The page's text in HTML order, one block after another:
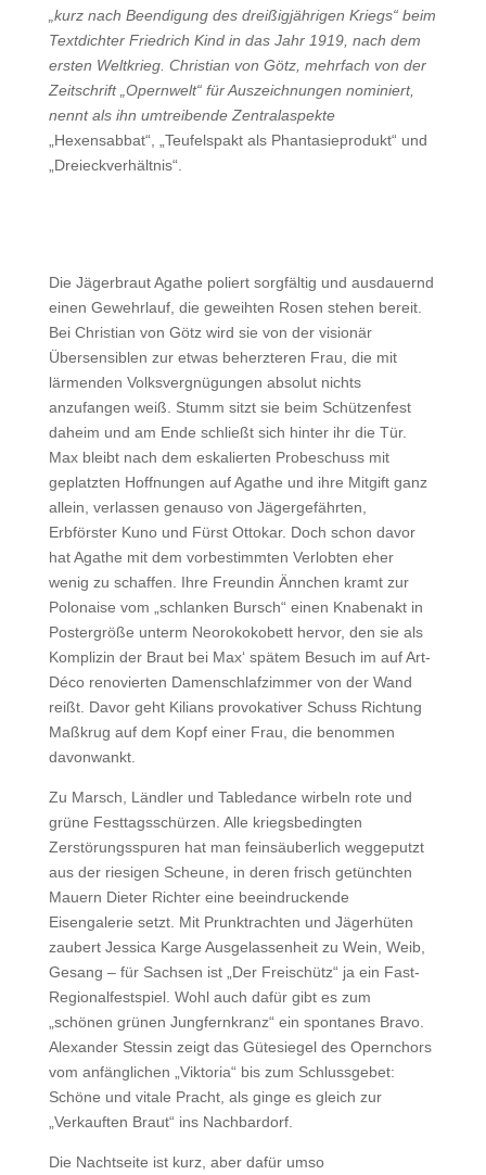
„kurz nach Beendigung des dreißigjährigen Kriegs“ beim
Textdichter Friedrich Kind in das Jahr 1919, nach dem
ersten Weltkrieg. Christian von Götz, mehrfach von der
Zeitschrift „Opernwelt“ für Auszeichnungen nominiert,
nennt als ihn umtreibende Zentralaspekte
„Hexensabbat“, „Teufelspakt als Phantasieprodukt“ und
„Dreieckverhältnis“.
Die Jägerbraut Agathe poliert sorgfältig und ausdauernd
einen Gewehrlauf, die geweihten Rosen stehen bereit.
Bei Christian von Götz wird sie von der visionär
Übersensiblen zur etwas beherzteren Frau, die mit
lärmenden Volksvergnügungen absolut nichts
anzufangen weiß. Stumm sitzt sie beim Schützenfest
daheim und am Ende schließt sich hinter ihr die Tür.
Max bleibt nach dem eskalierten Probeschuss mit
geplatzten Hoffnungen auf Agathe und ihre Mitgift ganz
allein, verlassen genauso von Jägergefährten,
Erbförster Kuno und Fürst Ottokar. Doch schon davor
hat Agathe mit dem vorbestimmten Verlobten eher
wenig zu schaffen. Ihre Freundin Ännchen kramt zur
Polonaise vom „schlanken Bursch“ einen Knabenakt in
Postergröße unterm Neorokokobett hervor, den sie als
Komplizin der Braut bei Max‘ spätem Besuch im auf Art-
Déco renovierten Damenschlafzimmer von der Wand
reißt. Davor geht Kilians provokativer Schuss Richtung
Maßkrug auf dem Kopf einer Frau, die benommen
davonwankt.
Zu Marsch, Ländler und Tabledance wirbeln rote und
grüne Festtagsschürzen. Alle kriegsbedingten
Zerstörungsspuren hat man feinsäuberlich weggeputzt
aus der riesigen Scheune, in deren frisch getünchten
Mauern Dieter Richter eine beeindruckende
Eisengalerie setzt. Mit Prunktrachten und Jägerhüten
zaubert Jessica Karge Ausgelassenheit zu Wein, Weib,
Gesang – für Sachsen ist „Der Freischütz“ ja ein Fast-
Regionalfestspiel. Wohl auch dafür gibt es zum
„schönen grünen Jungfernkranz“ ein spontanes Bravo.
Alexander Stessin zeigt das Gütesiegel des Opernchors
vom anfänglichen „Viktoria“ bis zum Schlussgebet:
Schöne und vitale Pracht, als ginge es gleich zur
„Verkauften Braut“ ins Nachbardorf.
Die Nachtseite ist kurz, aber dafür umso